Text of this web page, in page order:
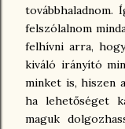
továbbhaladnom.
felszólalnom
felhívni arra,
kiváló irányító
minket is, hiszen
ha lehetőséget
maguk